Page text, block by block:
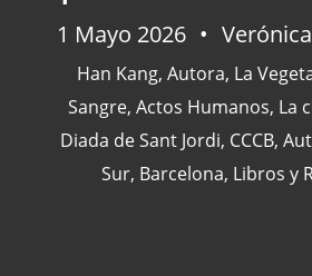
1 Mayo 2026
Han Kang, Autora, La
Sangre, Actos Humanos, La
Diada de Sant Jordi, CCCB,
Sur, Barcelona, Libros y
España(77)
Barcelona(47)
Europa(47)
Venezuela(43)